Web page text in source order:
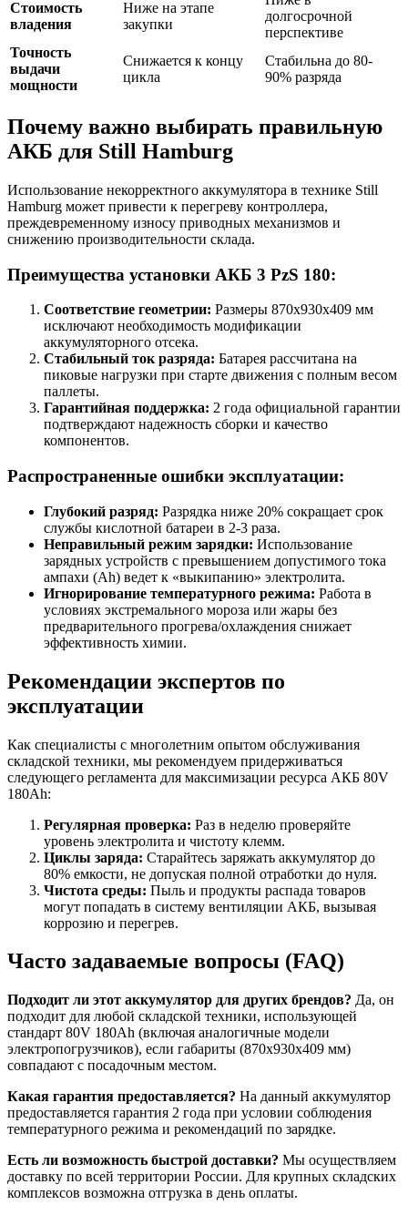
Стоимость
владения
Ниже на этапе
закупки
долгосрочной
перспективе
Точность
выдачи
мощности
Снижается к концу
цикла
Стабильна до 80-
90% разряда
Почему важно выбирать правильную
АКБ для Still Hamburg
Использование некорректного аккумулятора в технике Still
Hamburg может привести к перегреву контроллера,
преждевременному износу приводных механизмов и
снижению производительности склада.
Преимущества установки АКБ 3 PzS 180:
Соответствие геометрии: Размеры 870x930x409 мм
исключают необходимость модификации
аккумуляторного отсека.
Стабильный ток разряда: Батарея рассчитана на
пиковые нагрузки при старте движения с полным весом
паллеты.
Гарантийная поддержка: 2 года официальной гарантии
подтверждают надежность сборки и качество
компонентов.
Распространенные ошибки эксплуатации:
Глубокий разряд: Разрядка ниже 20% сокращает срок
службы кислотной батареи в 2-3 раза.
Неправильный режим зарядки: Использование
зарядных устройств с превышением допустимого тока
ампахи (Ah) ведет к «выкипанию» электролита.
Игнорирование температурного режима: Работа в
условиях экстремального мороза или жары без
предварительного прогрева/охлаждения снижает
эффективность химии.
Рекомендации экспертов по
эксплуатации
Как специалисты с многолетним опытом обслуживания
складской техники, мы рекомендуем придерживаться
следующего регламента для максимизации ресурса АКБ 80V
180Ah:
Регулярная проверка: Раз в неделю проверяйте
уровень электролита и чистоту клемм.
Циклы заряда: Старайтесь заряжать аккумулятор до
80% емкости, не допуская полной отработки до нуля.
Чистота среды: Пыль и продукты распада товаров
могут попадать в систему вентиляции АКБ, вызывая
коррозию и перегрев.
Часто задаваемые вопросы (FAQ)
Подходит ли этот аккумулятор для других брендов? Да, он
подходит для любой складской техники, использующей
стандарт 80V 180Ah (включая аналогичные модели
электропогрузчиков), если габариты (870x930x409 мм)
совпадают с посадочным местом.
Какая гарантия предоставляется? На данный аккумулятор
предоставляется гарантия 2 года при условии соблюдения
температурного режима и рекомендаций по зарядке.
Есть ли возможность быстрой доставки? Мы осуществляем
доставку по всей территории России. Для крупных складских
комплексов возможна отгрузка в день оплаты.